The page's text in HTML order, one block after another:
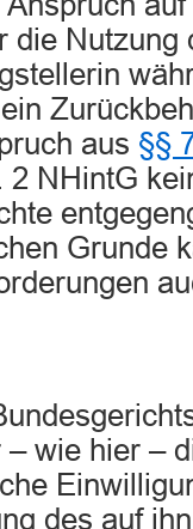
die
aus §§
2 NHintG
Grunde
– wie hier –
des auf